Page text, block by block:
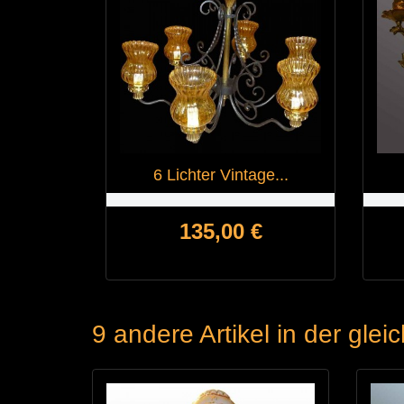
6 Lichter Vintage...
Preis
135,00 €
9 andere Artikel in der